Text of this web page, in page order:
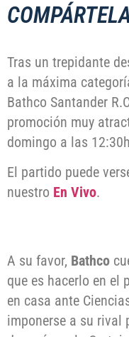
Tras un trepidante
a la máxima
Bathco Santander
promoción muy
domingo a las
El partido puede
nuestro En Vivo.
A su favor, Bathco
que es hacerlo en el
en casa ante
imponerse a su rival